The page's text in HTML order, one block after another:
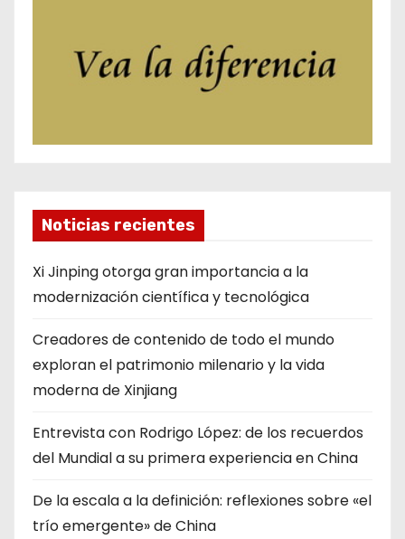
Noticias recientes
Xi Jinping otorga gran importancia a la
modernización científica y tecnológica
Creadores de contenido de todo el mundo
exploran el patrimonio milenario y la vida
moderna de Xinjiang
Entrevista con Rodrigo López: de los recuerdos
del Mundial a su primera experiencia en China
De la escala a la definición: reflexiones sobre «el
trío emergente» de China